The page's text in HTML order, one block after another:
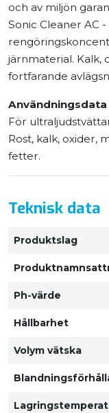
och av miljön
Sonic Cleaner AC -
järnmaterial. Kalk,
fortfarande
Användningsdata
För
Rost, kalk, oxider,
fetter.
Teknisk data
Produktslag
Ph-värde
Hållbarhet
Volym vätska